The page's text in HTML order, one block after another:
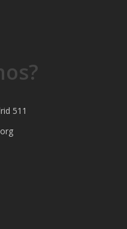
511